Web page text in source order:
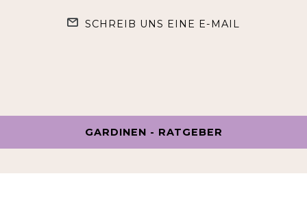
SCHREIB UNS EINE E-MAIL
GARDINEN - RATGEBER